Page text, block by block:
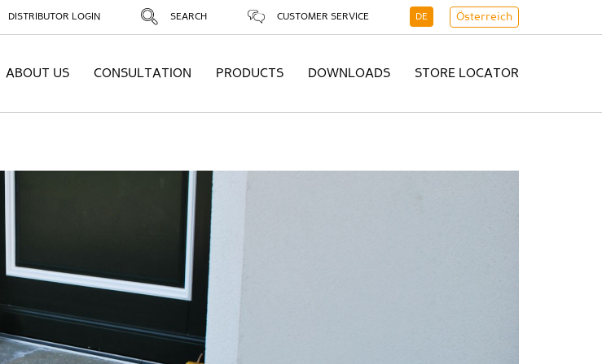
DISTRIBUTOR LOGIN SEARCH CUSTOMER SERVICE DE Österreich
ABOUT US CONSULTATION PRODUCTS DOWNLOADS STORE LOCATOR